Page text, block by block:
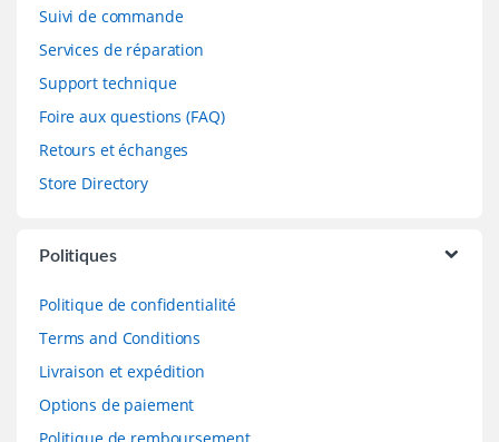
Suivi de commande
Services de réparation
Support technique
Foire aux questions (FAQ)
Retours et échanges
Store Directory
Politiques
Politique de confidentialité
Terms and Conditions
Livraison et expédition
Options de paiement